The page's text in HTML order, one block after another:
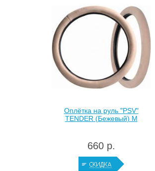
Оплётка на руль "PSV"
TENDER (Бежевый) M
660 р.